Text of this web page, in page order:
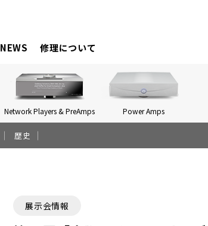
NEWS 修理について
Network Players & PreAmps Power Amps
歴史
展示会情報